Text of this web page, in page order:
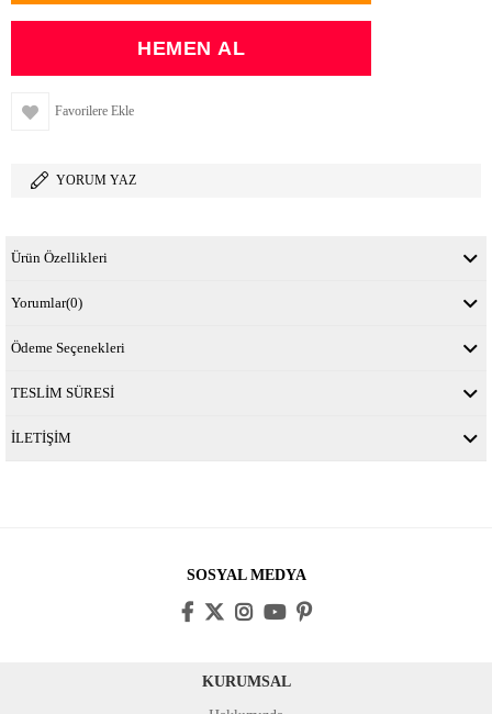
Favorilere Ekle
YORUM YAZ
Ürün Özellikleri
Yorumlar(0)
Ödeme Seçenekleri
TESLİM SÜRESİ
İLETİŞİM
SOSYAL MEDYA
KURUMSAL